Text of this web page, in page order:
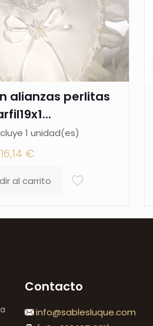
alianzas perlitas
1 unidad(es)
16,14 €
al carrito
Contacto
info@sablesluque.com